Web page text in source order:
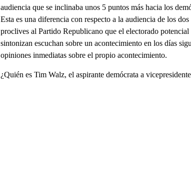
audiencia que se inclinaba unos 5 puntos más hacia los
Esta es una diferencia con respecto a la audiencia de los
proclives al Partido Republicano que el electorado
sintonizan escuchan sobre un acontecimiento en los días
opiniones inmediatas sobre el propio acontecimiento.
¿Quién es Tim Walz, el aspirante demócrata a